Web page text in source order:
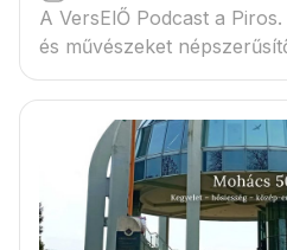
A VersElŐ Podcast a
és művészeket